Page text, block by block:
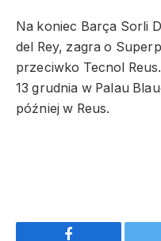
Na koniec Barça Sorli
del Rey, zagra o
przeciwko Tecnol
13 grudnia w Palau
później w Reus.